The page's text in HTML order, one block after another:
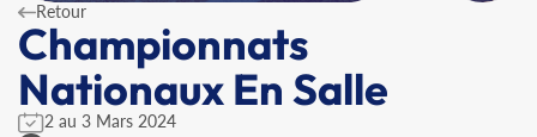
Retour
Championnats
Nationaux En Salle
2 au 3 Mars 2024